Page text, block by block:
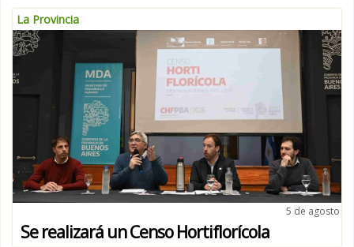
La Provincia
5 de agosto
Se realizará un Censo Hortiflorícola